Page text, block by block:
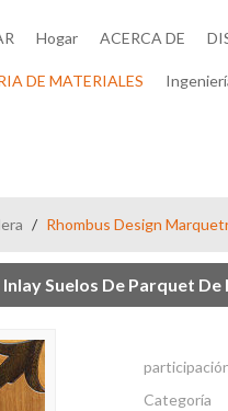
Hogar ACERCA DE
DE MATERIALES
/ Rhombus Design
Suelos De Parquet De
Categoría